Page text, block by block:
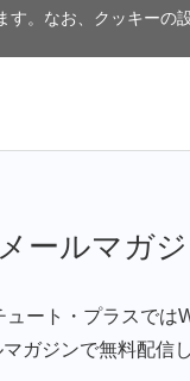
す。なお、クッキーの
メールマガ
ュート・プラスでは
マガジンで無料配信